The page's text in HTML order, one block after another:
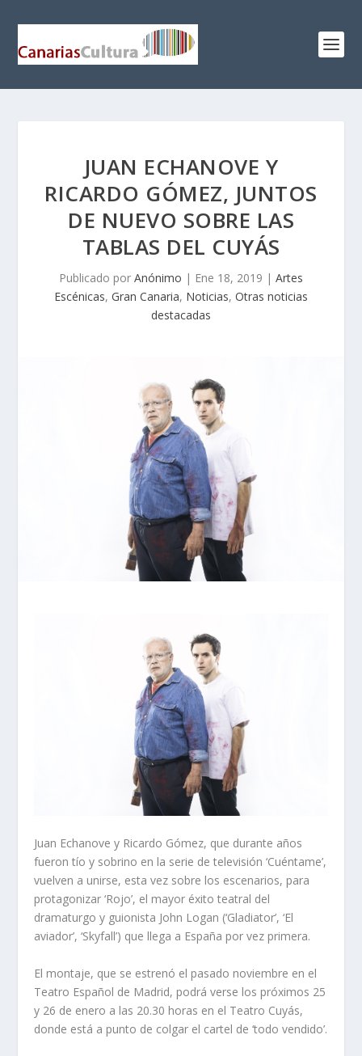
JUAN ECHANOVE Y
RICARDO GÓMEZ, JUNTOS
DE NUEVO SOBRE LAS
TABLAS DEL CUYÁS
Publicado por Anónimo | Ene 18, 2019 | Artes
Escénicas, Gran Canaria, Noticias, Otras noticias
destacadas
Juan Echanove y Ricardo Gómez, que durante años
fueron tío y sobrino en la serie de televisión ‘Cuéntame’,
vuelven a unirse, esta vez sobre los escenarios, para
protagonizar ‘Rojo’, el mayor éxito teatral del
dramaturgo y guionista John Logan (‘Gladiator’, ‘El
aviador’, ‘Skyfall’) que llega a España por vez primera.
El montaje, que se estrenó el pasado noviembre en el
Teatro Español de Madrid, podrá verse los próximos 25
y 26 de enero a las 20.30 horas en el Teatro Cuyás,
donde está a punto de colgar el cartel de ‘todo vendido’.